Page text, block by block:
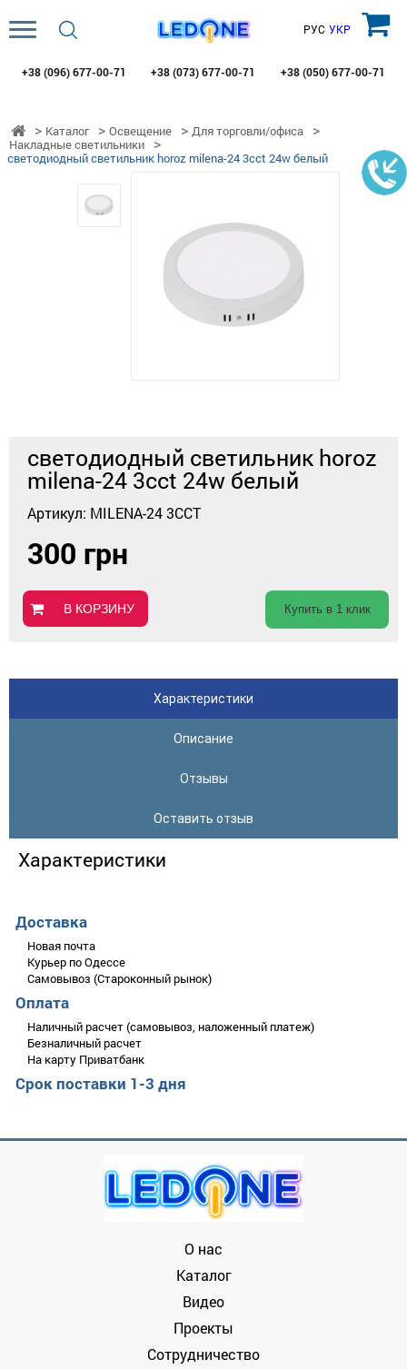
+38 (096) 677-00-71 +38 (073)677-00-71 +38 (050)677-00-71
РУС УКР
Каталог Освещение
Для торговли/офиса
Накладные светильники
светодиодный светильник horoz milena-24 3cct 24w белый
светодиодный светильник horoz
milena-24 3cct 24w белый
Артикул: MILENA-24 3CCT
300 грн
В КОРЗИНУ Купить в 1 клик
Доставка
Новая почта
Курьер по Одессе
Самовывоз (Староконный рынок)
Оплата
Наличный расчет (самовывоз, наложенный платеж)
Безналичный расчет
На карту Приватбанк
Срок поставки 1-3 дня
Характеристики
Описание
Отзывы
Оставить отзыв
Характеристики
Светодиодный светильник MILENA-24 3CCT 24W белый
Размер 218мм х 32мм
Особенностью этого светильника является способность
изменять цвет свечения в диапазоне цветовой температуры:
желтовато-белое свечение – 3000 К; нейтральное, дневное
свечение – 4000 К; холодное свечение – 6500K. Цветность
может регулироваться с помощью переключателя на
светильнике.
Оцените товар
О нас
Каталог
Видео
Проекты
Сотрудничество